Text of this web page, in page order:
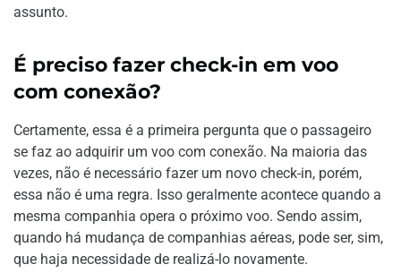
assunto.
É preciso fazer check-in em voo
com conexão?
Certamente, essa é a primeira pergunta que o passageiro
se faz ao adquirir um voo com conexão. Na maioria das
vezes, não é necessário fazer um novo check-in, porém,
essa não é uma regra. Isso geralmente acontece quando a
mesma companhia opera o próximo voo. Sendo assim,
quando há mudança de companhias aéreas, pode ser, sim,
que haja necessidade de realizá-lo novamente.